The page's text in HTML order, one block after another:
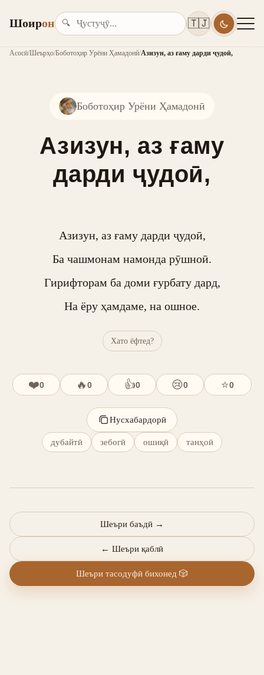
Шоирон 🔍 🇹🇯
Асосӣ/Шеърҳо/Боботоҳир Урёни Ҳамадонӣ/Азизун, аз ғаму дарди ҷудоӣ,
Боботоҳир Урёни Ҳамадонӣ
Азизун, аз ғаму
дарди ҷудоӣ,
Азизун, аз ғаму дарди ҷудоӣ,
Ба чашмонам намонда рӯшноӣ.
Гирифторам ба доми ғурбату дард,
На ёру ҳамдаме, на ошное.
Хато ёфтед?
❤️0 🔥0 👍0 😢0 ⭐0
Нусхабардорӣ
дубайтӣ зебогӣ ошиқӣ танҳоӣ
← Шеъри қаблӣ
Шеъри баъдӣ →
Шеъри тасодуфӣ бихонед 🎲